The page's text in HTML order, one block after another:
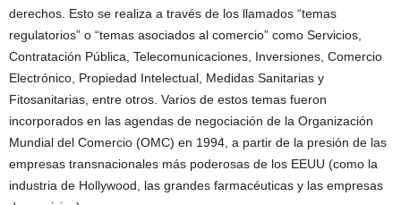
derechos. Esto se realiza a través de los llamados “temas
regulatorios” o “temas asociados al comercio” como Servicios,
Contratación Pública, Telecomunicaciones, Inversiones, Comercio
Electrónico, Propiedad Intelectual, Medidas Sanitarias y
Fitosanitarias, entre otros. Varios de estos temas fueron
incorporados en las agendas de negociación de la Organización
Mundial del Comercio (OMC) en 1994, a partir de la presión de las
empresas transnacionales más poderosas de los EEUU (como la
industria de Hollywood, las grandes farmacéuticas y las empresas